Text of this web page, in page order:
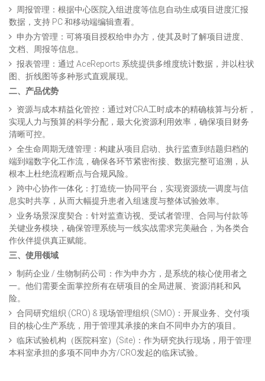
周报管理：根据中心医院入组进度等信息自动生成项目进度汇报
数据，支持 PC 和移动端编辑查看。
申办方管理：可将项目授权给申办方，使其及时了解项目进度、
文档、周报等信息。
报表管理：通过 AceReports 系统提供多维度统计数据，并以柱状
图、折线图等多种形式直观展现。
二、产品优势
资源与成本精益化管控：通过对CRA工时成本的精确核算与分析，
实现人力与预算的科学分配，最大化资源利用效率，确保项目财务
清晰可控。
全生命周期无缝管理：构建从项目启动、执行监查到结题归档的
端到端数字化工作流，确保各环节紧密衔接、数据完整可追溯，从
根本上杜绝流程断点与合规风险。
跨中心协作一体化：打造统一协同平台，实现资源统一调度与信
息实时共享，从而大幅提升患者入组速度与整体试验效率。
业务场景深度契合：针对监查访视、受试者管理、合同与付款等
关键业务模块，确保管理系统与一线实战需求完美融合，为各类合
作伙伴提供真正赋能。
三、使用领域
制药企业 / 生物制药公司：作为申办方，是系统的核心使用者之
一。他们需要全面掌控所有在研项目的全局进展、资源消耗和风
险。
合同研究组织 (CRO) & 现场管理组织 (SMO)：开展业务、交付项
目的核心生产系统，用于管理其承接的来自不同申办方的项目。
临床试验机构（医院科室）(Site)：作为研究执行现场，用于管理
本科室承担的多项不同申办方/CRO发起的临床试验。